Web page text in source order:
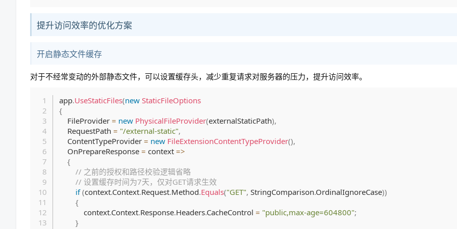
提升访问效率的优化方案
开启静态文件缓存
对于不经常变动的外部静态文件，可以设置缓存头，减少重复请求对服务器的压力，提升访问效率。
app.UseStaticFiles(new StaticFileOptions
{
    FileProvider
= new PhysicalFileProvider(externalStaticPath),
    RequestPath
= "/external-static",
    ContentTypeProvider
= new FileExtensionContentTypeProvider(),
    OnPrepareResponse
= context =>
{
// 之前的授权和路径校验逻辑省略
// 设置缓存时间为7天，仅对GET请求生效
if (context.Context.Request.Method.Equals("GET", StringComparison.OrdinalIgnoreCase))
{
            context
.Context.Response.Headers.CacheControl = "public,max-age=604800";
}